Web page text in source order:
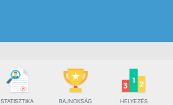
STATISZTIKA BAJNOKSÁG HELYEZÉS